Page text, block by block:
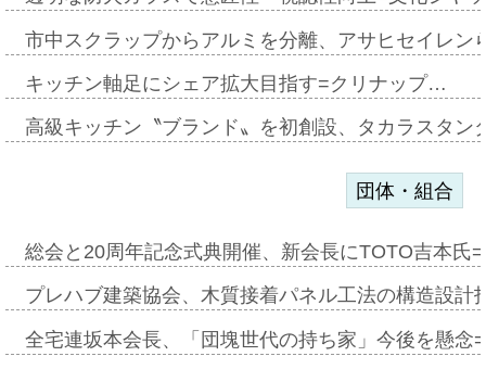
市中スクラップからアルミを分離、アサヒセイレ
キッチン軸足にシェア拡大目指す=クリナップ…
高級キッチン〝ブランド〟を初創設、タカラスタ
団体・組合
総会と20周年記念式典開催、新会長にTOTO吉本氏
プレハブ建築協会、木質接着パネル工法の構造設
全宅連坂本会長、「団塊世代の持ち家」今後を懸